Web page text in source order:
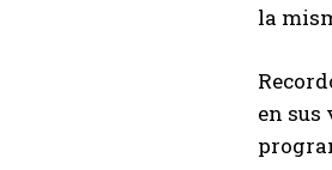
la
en sus